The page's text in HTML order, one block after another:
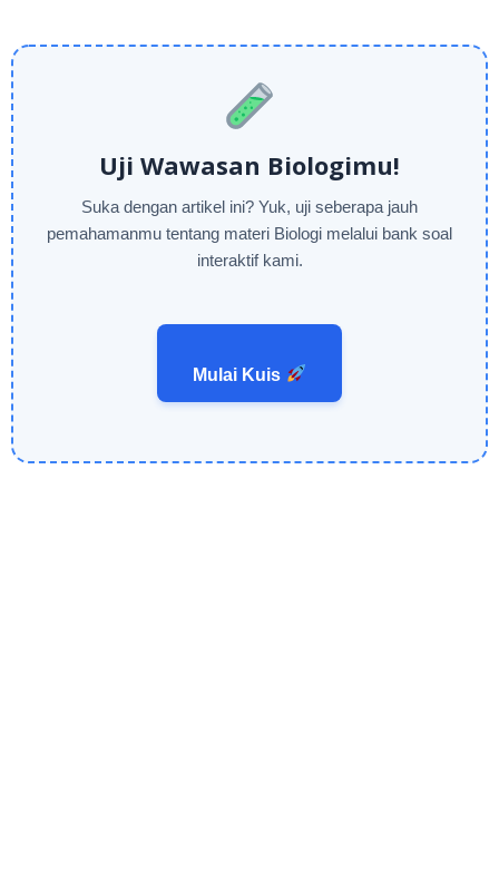
Uji Wawasan Biologimu!
Suka dengan artikel ini? Yuk, uji seberapa jauh
pemahamanmu tentang materi Biologi melalui bank soal
interaktif kami.
Mulai Kuis